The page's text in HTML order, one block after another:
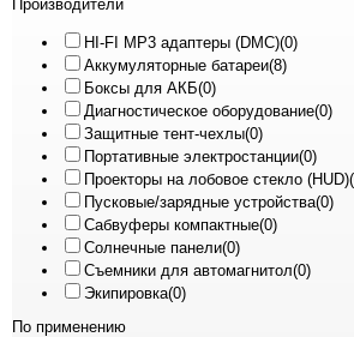
Производители
HI-FI MP3 адаптеры (DMC)(0)
Аккумуляторные батареи(8)
Боксы для АКБ(0)
Диагностическое оборудование(0)
Защитные тент-чехлы(0)
Портативные электростанции(0)
Проекторы на лобовое стекло (HUD)
Пусковые/зарядные устройства(0)
Сабвуферы компактные(0)
Солнечные панели(0)
Съемники для автомагнитол(0)
Экипировка(0)
По применению